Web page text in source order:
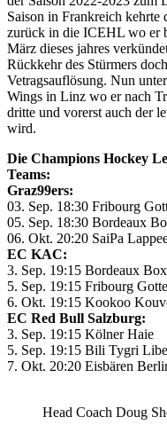
Saison in Frankreich kehrte
zurück in die ICEHL wo er
März dieses jahres
Rückkehr des Stürmers
Vetragsauflösung. Nun
Wings in Linz wo er nach
dritte und vorerst auch der
wird.
Die Champions Hockey
Teams:
Graz99ers:
03. Sep. 18:30 Fribourg
05. Sep. 18:30 Bordeaux
06. Okt. 20:20 SaiPa
EC KAC:
3. Sep. 19:15 Bordeaux
5. Sep. 19:15 Fribourg
6. Okt. 19:15 Kookoo
EC Red Bull Salzburg:
3. Sep. 19:15 Kölner Haie
5. Sep. 19:15 Bili Tygri
7. Okt. 20:20 Eisbären
Head Coach Doug